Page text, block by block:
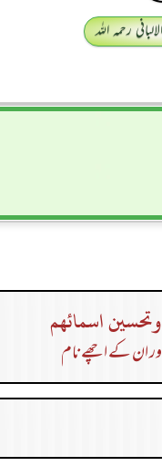
رحمہ اللہ
اسمائهم
ان کے اچھے نام